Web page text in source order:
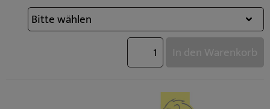
In den Warenkorb